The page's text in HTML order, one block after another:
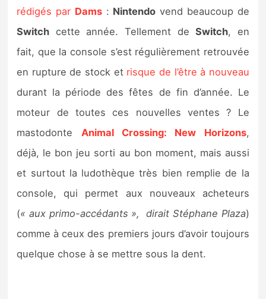
rédigés par Dams: Nintendo vend beaucoup de
Switch cette année. Tellement deSwitch, en
fait, que la console s’est régulièrement retrouvée
en rupture de stock et risque de l’être à nouveau
durant la période des fêtes de fin d’année. Le
moteur de toutes ces nouvelles ventes ? Le
mastodonte Animal Crossing: New Horizons,
déjà, le bon jeu sorti au bon moment, mais aussi
et surtout la ludothèque très bien remplie de la
console, qui permet aux nouveaux acheteurs
(« aux primo-accédants », dirait Stéphane Plaza)
comme à ceux des premiers jours d’avoir toujours
quelque chose à se mettre sous la dent.